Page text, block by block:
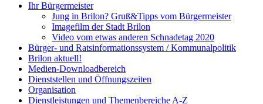
Ihr Bürgermeister
Jung in Brilon? Gruß&Tipps vom Bürgermeister
Imagefilm der Stadt Brilon
Video vom etwas anderen Schnadetag 2020
Bürger- und Ratsinformationssystem / Kommunalpolitik
Brilon aktuell!
Medien-Downloadbereich
Dienststellen und Öffnungszeiten
Organisation
Dienstleistungen und Themenbereiche A-Z